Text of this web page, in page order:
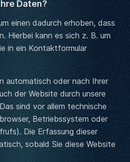
Daten?
einen dadurch erhoben, dass
Hierbei kann es sich z. B. um
in ein Kontaktformular
automatisch oder nach Ihrer
der Website durch unsere
sind vor allem technische
Betriebssystem oder
Die Erfassung dieser
sobald Sie diese Website